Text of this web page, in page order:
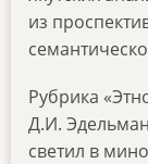
из
Рубрика
Д.И.
светил в